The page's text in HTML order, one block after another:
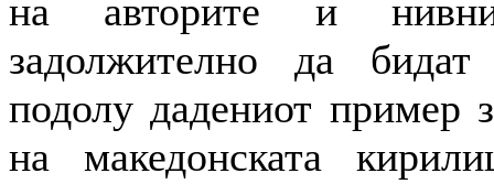
на авторите и
задолжително да
подолу дадениот пример
на македонската